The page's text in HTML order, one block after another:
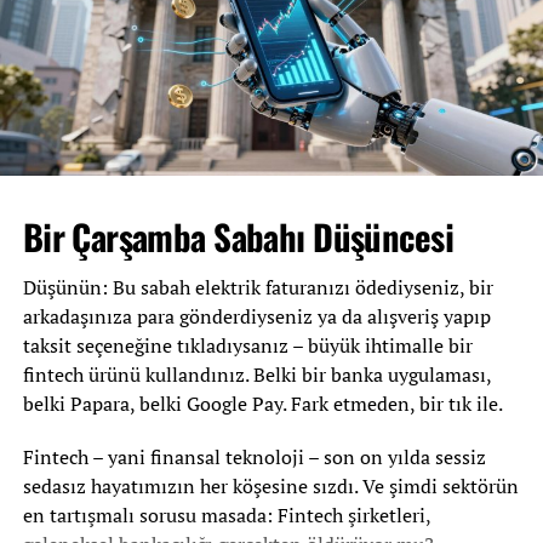
Enflasyona Karşı Stratejik Araç
Türkiye’ye özgü çok önemli bir avantaj var: Taksitli
alışverişler enflasyon karşısında avantaj sağlar.
Enflasyonun yüksek seyrettiği dönemlerde bugün
değer olarak küçülüyor. Yani faizsiz taksitte satın
taksit, enflasyon göz önüne alındığında gerçekte çok
daha düşük bir değeri temsil ediyor. Bu Türkiye’de taksit
sisteminin en akıllıca kullanım senaryolarından biri.
Faizsiz Taksit Kampanyaları
Birçok banka ve kredi kartı, belirli dönemlerde veya
anlaşmalı iş yerlerinde faizsiz taksit fırsatları sunar.
Faizsiz taksit kampanyaları sayesinde harcamanızı
kendinizi koruduğunuzu sansanız da, platformlar çoğu
zaman bir adım önde.Gerçekten ne kadar
izlendiğinizi bilmek, dijital dünyada daha bilinçli
hareket etmenizi sağlayabilir. Unutmayın, sosyal medya
sizi izliyor. Ama siz de onları izleyebilirsiniz!
sosyal-medya-sizi-ne-kadar-izliyor
Sosyal Medya Platformlarının Topladığı
Veriler
Bir Çarşamba Sabahı Düşüncesi
Düşünün: Bu sabah elektrik faturanızı ödediyseniz, bir
arkadaşınıza para gönderdiyseniz ya da alışveriş yapıp
taksit seçeneğine tıkladıysanız – büyük ihtimalle bir
fintech ürünü kullandınız. Belki bir banka uygulaması,
belki Papara, belki Google Pay. Fark etmeden, bir tık ile.
Fintech – yani finansal teknoloji – son on yılda sessiz
sedasız hayatımızın her köşesine sızdı. Ve şimdi sektörün
en tartışmalı sorusu masada: Fintech şirketleri,